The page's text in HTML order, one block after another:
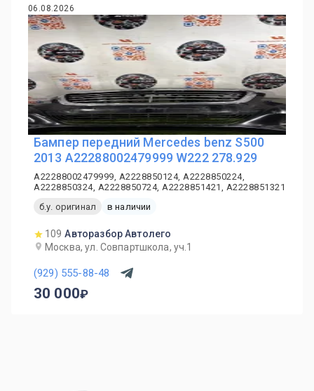
06.08.2026
Бампер передний Mercedes benz S500
2013 A22288002479999 W222 278.929
A22288002479999, A2228850124, A2228850224,
A2228850324, A2228850724, A2228851421, A2228851321
б.у. оригинал
в наличии
109 Авторазбор Автолего
Москва, ул. Совпартшкола, уч.1
(929) 555-88-48
30 000